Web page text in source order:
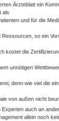
Ärzteblatt ein
als
und für die
so ein
kostet die
unnötigen
denn wie viel die
von außen nicht
auch an
allein noch